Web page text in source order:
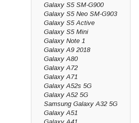
Galaxy S5 SM-G900
Galaxy S5 Neo SM-G903
Galaxy S5 Active
Galaxy S5 Mini
Galaxy Note 1
Galaxy A9 2018
Galaxy A80
Galaxy A72
Galaxy A71
Galaxy A52s 5G
Galaxy A52 5G
Samsung Galaxy A32 5G
Galaxy A51